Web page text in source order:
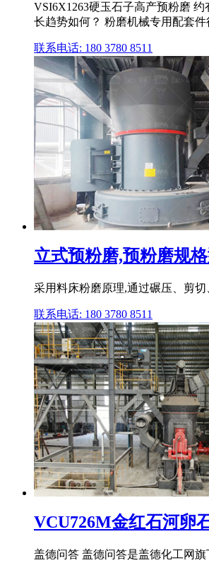
VSI6X1263硬玉石子高产预粉磨
长趋势如何？ 粉磨机械专用配套
联系电话: 180 3780 8511
立式预粉磨,预粉磨规
采用料床粉磨原理,通过碾压、剪
联系电话: 180 3780 8511
VCU726M金红石河卵
盖德问答 盖德问答是盖德化工网